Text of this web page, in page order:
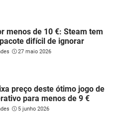
menos de 10 €: Steam tem
difícil de ignorar
27 maio 2026
preço deste ótimo jogo de
para menos de 9 €
5 junho 2026